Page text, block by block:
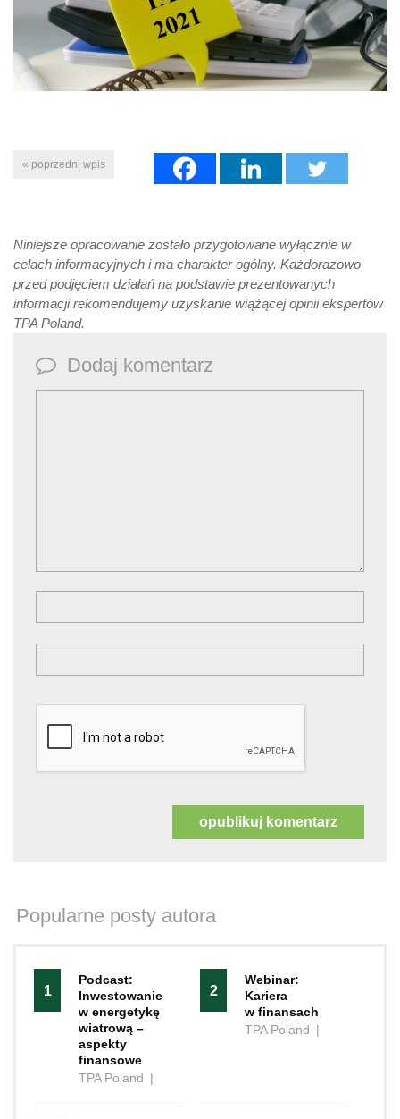
« poprzedni wpis
Niniejsze opracowanie zostało przygotowane wyłącznie w
celach informacyjnych i ma charakter ogólny. Każdorazowo
przed podjęciem działań na podstawie prezentowanych
informacji rekomendujemy uzyskanie wiążącej opinii ekspertów
TPA Poland.
Dodaj komentarz
Popularne posty autora
1
Podcast:
Inwestowanie
w energetykę
wiatrową –
aspekty
finansowe
TPA Poland |
2
Webinar:
Kariera
w finansach
TPA Poland |